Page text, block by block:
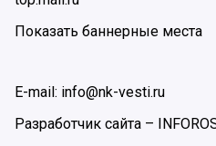
Показать баннерные места
E-mail: info@nk-vesti.ru
Разработчик сайта –